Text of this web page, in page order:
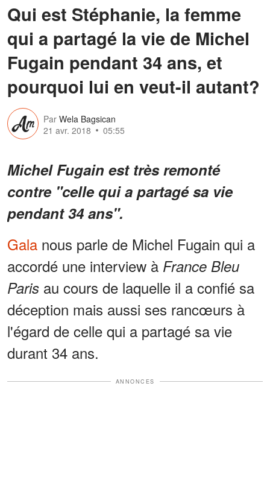
Qui est Stéphanie, la femme
qui a partagé la vie de Michel
Fugain pendant 34 ans, et
pourquoi lui en veut-il autant?
Par Wela Bagsican
21 avr. 2018
05:55
Michel Fugain est très remonté
contre "celle qui a partagé sa vie
pendant 34 ans".
Gala nous parle de Michel Fugain qui a
accordé une interview à France Bleu
Paris au cours de laquelle il a confié sa
décep­tion mais aussi ses rancœurs à
l'égard de celle qui a partagé sa vie
durant 34 ans.
ANNONCES